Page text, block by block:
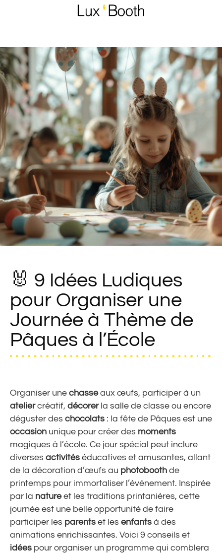
🐰 9 Idées Ludiques
pour Organiser une
Journée à Thème de
Pâques à l’École
Organiser une chasseaux œufs, participer à un
ateliercréatif, décorerla salle de classe ou encore
déguster des chocolats : la fête de Pâques est une
occasion unique pour créer des moments
magiques à l’école. Ce jour spécial peut inclure
diverses activités éducatives et amusantes, allant
de la décoration d’œufs au photobooth de
printemps pour immortaliser l’événement. Inspirée
par la natureet les traditions printanières, cette
journée est une belle opportunité de faire
participer les parents et les enfants à des
animations enrichissantes. Voici 9 conseils et
idées pour organiser un programme qui comblera